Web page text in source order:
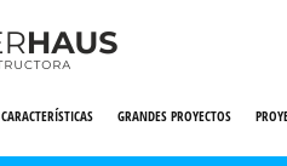
CARACTERÍSTICAS GRANDES PROYECTOS